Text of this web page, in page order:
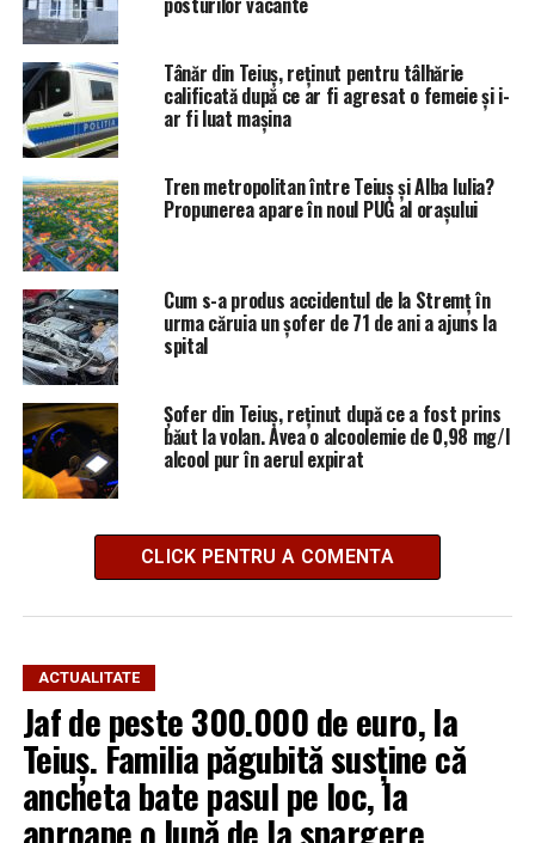
Tânăr din Teiuș, reținut pentru tâlhărie
calificată după ce ar fi agresat o femeie și i-
ar fi luat mașina
Tren metropolitan între Teiuș și Alba Iulia?
Propunerea apare în noul PUG al orașului
Cum s-a produs accidentul de la Stremț în
urma căruia un șofer de 71 de ani a ajuns la
spital
Șofer din Teiuș, reținut după ce a fost prins
băut la volan. Avea o alcoolemie de 0,98 mg/l
alcool pur în aerul expirat
CLICK PENTRU A COMENTA
ACTUALITATE
Jaf de peste 300.000 de euro, la
Teiuș. Familia păgubită susține că
ancheta bate pasul pe loc, la
aproape o lună de la spargere